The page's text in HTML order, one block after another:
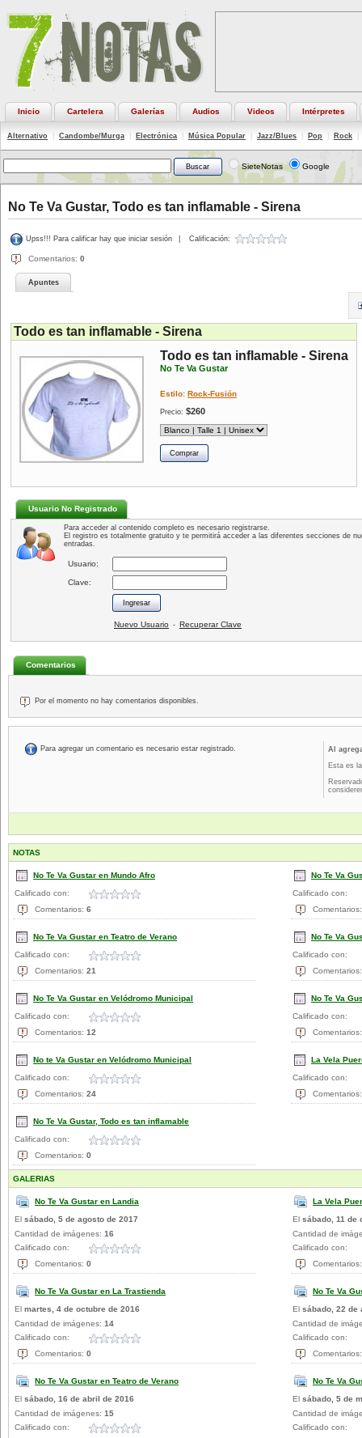
Inicio Cartelera Galerías Audios Videos Intérpretes
Alternativo Candombe/Murga Electrónica Música Popular Jazz/Blues Pop Rock
SieteNotas Google
No Te Va Gustar, Todo es tan inflamable - Sirena
Upss!!! Para calificar hay que iniciar sesión Calificación:
Comentarios: 0
Apuntes
Todo es tan inflamable - Sirena
Todo es tan inflamable - Sirena
No Te Va Gustar
Estilo: Rock-Fusión
Precio: $260
Usuario No Registrado
Para acceder al contenido completo es necesario registrarse.
El registro es totalmente gratuito y te permitirá acceder a las diferentes secciones de
entradas.
Usuario:
Clave:
Nuevo Usuario - Recuperar Clave
Comentarios
Por el momento no hay comentarios disponibles.
Para agregar un comentario es necesario estar registrado.
Al
Esta es
NOTAS
No Te Va Gustar en Mundo Afro
Calificado con:
Comentarios: 6
No Te Va
Calificado con:
No Te Va Gustar en Teatro de Verano
Calificado con:
Comentarios: 21
No Te Va
Calificado con:
No Te Va Gustar en Velódromo Municipal
Calificado con:
Comentarios: 12
No Te Va
Calificado con:
No te Va Gustar en Velódromo Municipal
Calificado con:
Comentarios: 24
La Vela
Calificado con:
No Te Va Gustar, Todo es tan inflamable
Calificado con:
Comentarios: 0
GALERIAS
No Te Va Gustar en Landia
El sábado, 5 de agosto de 2017
Cantidad de imágenes: 16
Calificado con:
Comentarios: 0
La Vela
El sábado, 11 de
Cantidad de
Calificado con:
No Te Va Gustar en La Trastienda
El martes, 4 de octubre de 2016
Cantidad de imágenes: 14
Calificado con:
Comentarios: 0
No Te Va
El sábado, 22 de
Cantidad de
Calificado con:
No Te Va Gustar en Teatro de Verano
El sábado, 16 de abril de 2016
Cantidad de imágenes: 15
Calificado con:
No Te Va
El sábado, 5 de
Cantidad de
Calificado con: